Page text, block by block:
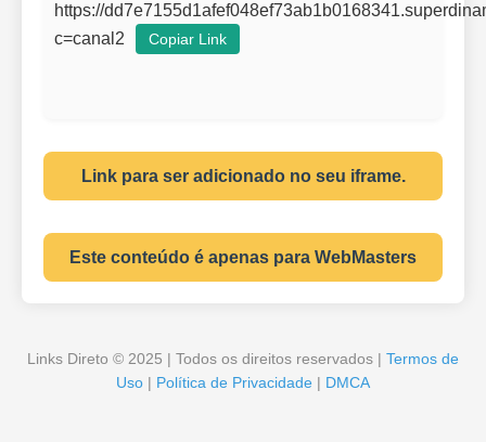
https://
c=canal2
Copiar Link
Link para ser adicionado no seu iframe.
Este conteúdo é apenas para WebMasters
Links Direto © 2025 | Todos os direitos reservados | Termos de
Uso | Política de Privacidade | DMCA